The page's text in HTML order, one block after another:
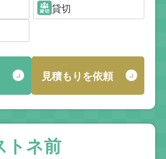
貸切
見積もりを依頼
トネ前